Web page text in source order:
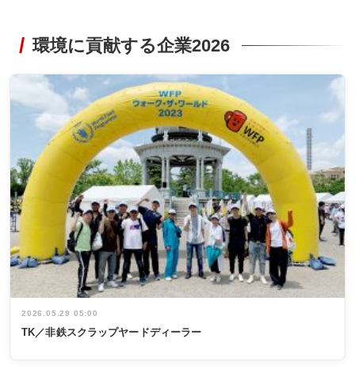
環境に貢献する企業2026
2026.05.29 05:00
TK／非鉄スクラップヤードディーラー